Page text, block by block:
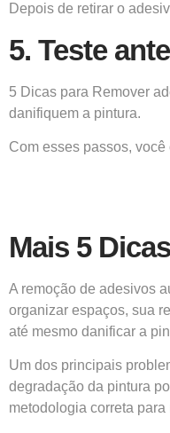
Depois de retirar o
5. Teste
5 Dicas para Remover
danifiquem a pintura.
Com esses passos,
Mais 5
A remoção de adesivos
organizar espaços, sua
até mesmo danificar a
Um dos principais
degradação da pintura
metodologia correta